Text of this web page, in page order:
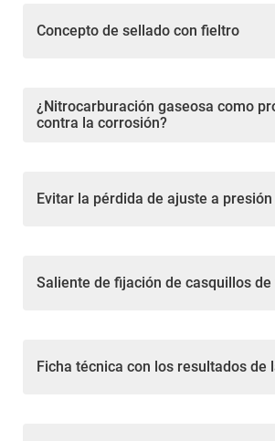
Concepto de sellado con fieltro
¿Nitrocarburación gaseosa como
contra la corrosión?
Evitar la pérdida de ajuste a presión
Saliente de fijación de casquillos
Ficha técnica con los resultados de